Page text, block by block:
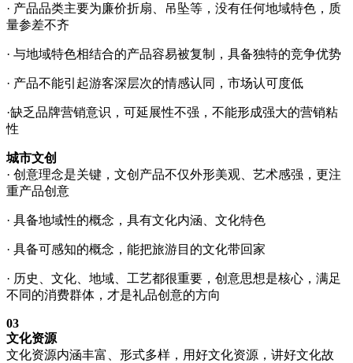
· 产品品类主要为廉价折扇、吊坠等，没有任何地域特色，质
量参差不齐
· 与地域特色相结合的产品容易被复制，具备独特的竞争优势
· 产品不能引起游客深层次的情感认同，市场认可度低
·缺乏品牌营销意识，可延展性不强，不能形成强大的营销粘
性
城市文创
· 创意理念是关键，文创产品不仅外形美观、艺术感强，更注
重产品创意
· 具备地域性的概念，具有文化内涵、文化特色
· 具备可感知的概念，能把旅游目的文化带回家
· 历史、文化、地域、工艺都很重要，创意思想是核心，满足
不同的消费群体，才是礼品创意的方向
03
文化资源
文化资源内涵丰富、形式多样，用好文化资源，讲好文化故